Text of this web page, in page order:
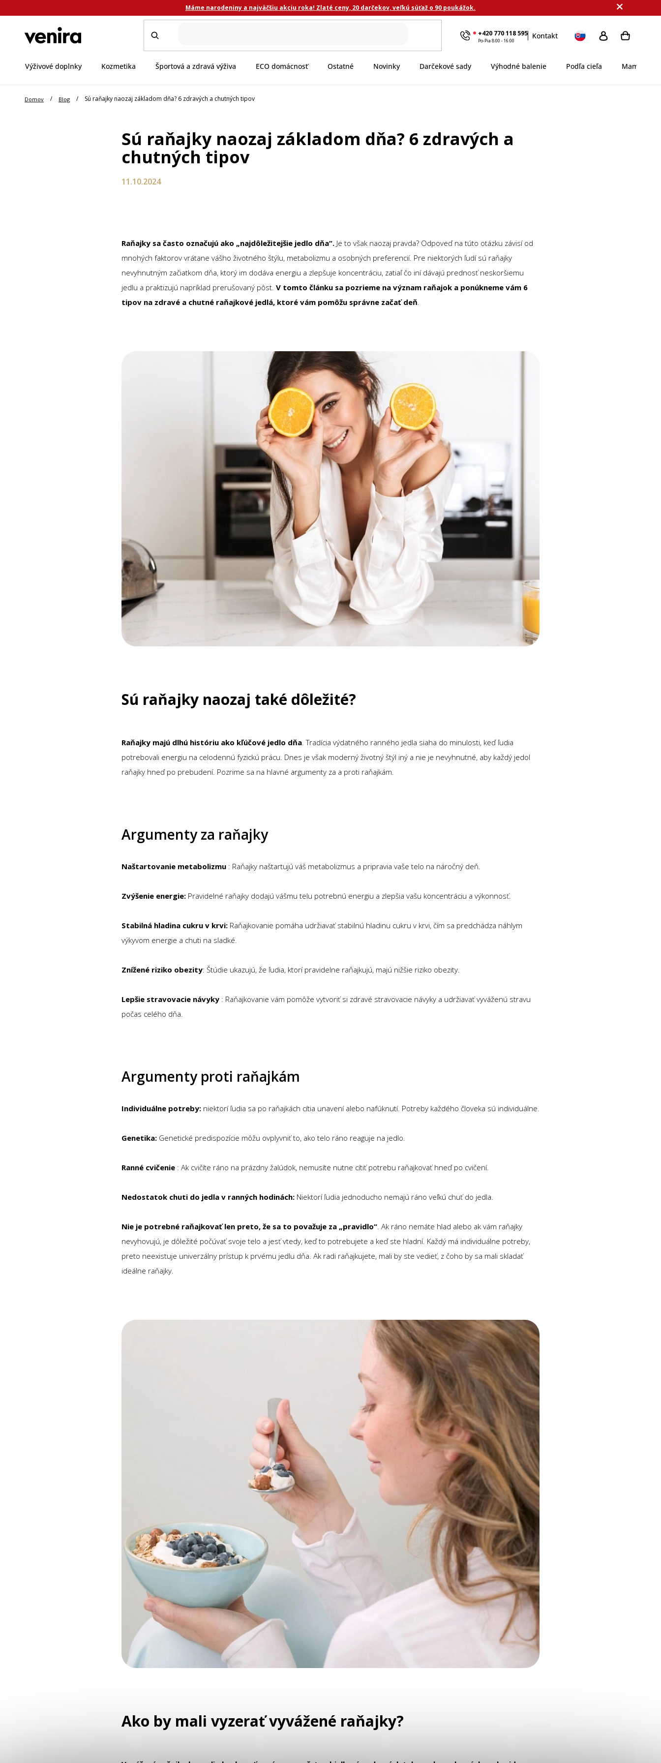
na
Máme narodeniny a najväčšiu akciu roka! Zlaté ceny, 20 darčekov, veľkú súťaž o 90 poukážok.
+420 770 118 595
Po-Pia 8:00 - 16:00
Kontakt
Výživové doplnky Kozmetika Športová a zdravá výživa ECO domácnosť Ostatné Novinky Darčekové sady Výhodné balenie Podľa cieľa
Domov / Blog / Sú raňajky naozaj základom dňa? 6 zdravých a chutných tipov
Sú raňajky naozaj základom dňa? 6 zdravých a
chutných tipov
11.10.2024
Raňajky sa často označujú ako „najdôležitejšie jedlo dňa“. Je to však naozaj pravda? Odpoveď na túto otázku závisí od
mnohých faktorov vrátane vášho životného štýlu, metabolizmu a osobných preferencií. Pre niektorých ľudí sú raňajky
nevyhnutným začiatkom dňa, ktorý im dodáva energiu a zlepšuje koncentráciu, zatiaľ čo iní dávajú prednosť neskoršiemu
jedlu a praktizujú napríklad prerušovaný pôst. V tomto článku sa pozrieme na význam raňajok a ponúkneme vám 6
tipov na zdravé a chutné raňajkové jedlá, ktoré vám pomôžu správne začať deň
Sú raňajky naozaj také dôležité?
Raňajky majú dlhú históriu ako kľúčové jedlo dňa . Tradícia výdatného ranného jedla siaha do minulosti, keď ľudia
potrebovali energiu na celodennú fyzickú prácu. Dnes je však moderný životný štýl iný a nie je nevyhnutné, aby každý jedol
raňajky hneď po prebudení. Pozrime sa na hlavné argumenty za a proti raňajkám.
Argumenty za raňajky
Naštartovanie metabolizmu : Raňajky naštartujú váš metabolizmus a pripravia vaše telo na náročný deň.
Zvýšenie energie: Pravidelné raňajky dodajú vášmu telu potrebnú energiu a zlepšia vašu koncentráciu a výkonnosť.
Stabilná hladina cukru v krvi: Raňajkovanie pomáha udržiavať stabilnú hladinu cukru v krvi, čím sa predchádza náhlym
výkyvom energie a chuti na sladké.
Znížené riziko obezity: Štúdie ukazujú, že ľudia, ktorí pravidelne raňajkujú, majú nižšie riziko obezity.
Lepšie stravovacie návyky : Raňajkovanie vám pomôže vytvoriť si zdravé stravovacie návyky a udržiavať vyváženú stravu
počas celého dňa.
Argumenty proti raňajkám
Individuálne potreby: niektorí ľudia sa po raňajkách cítia unavení alebo nafúknutí. Potreby každého človeka sú individuálne.
Genetika: Genetické predispozície môžu ovplyvniť to, ako telo ráno reaguje na jedlo.
Ranné cvičenie : Ak cvičíte ráno na prázdny žalúdok, nemusíte nutne cítiť potrebu raňajkovať hneď po cvičení.
Nedostatok chuti do jedla v ranných hodinách: Niektorí ľudia jednoducho nemajú ráno veľkú chuť do jedla.
Nie je potrebné raňajkovať len preto, že sa to považuje za „pravidlo“ . Ak ráno nemáte hlad alebo ak vám raňajky
nevyhovujú, je dôležité počúvať svoje telo a jesť vtedy, keď to potrebujete a keď ste hladní. Každý má individuálne potreby,
preto neexistuje univerzálny prístup k prvému jedlu dňa. Ak radi raňajkujete, mali by ste vedieť, z čoho by sa mali skladať
ideálne raňajky.
Ako by mali vyzerať vyvážené raňajky?